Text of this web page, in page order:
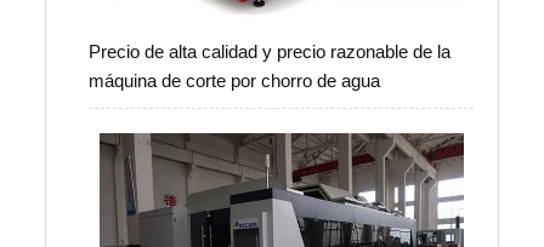
Precio de alta calidad y precio razonable de la
máquina de corte por chorro de agua